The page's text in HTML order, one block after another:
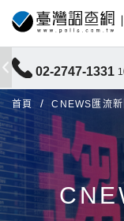
02-2747-1331
首頁 CNEWS匯流新